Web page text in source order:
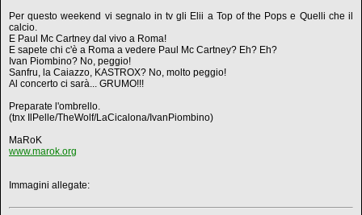
Per questo weekend vi segnalo in tv gli Elii a Top of the Pops e Quelli che il
calcio.
E Paul Mc Cartney dal vivo a Roma!
E sapete chi c'è a Roma a vedere Paul Mc Cartney? Eh? Eh?
Ivan Piombino? No, peggio!
Sanfru, la Caiazzo, KASTROX? No, molto peggio!
Al concerto ci sarà... GRUMO!!!
Preparate l'ombrello.
(tnx IlPelle/TheWolf/LaCicalona/IvanPiombino)
MaRoK
www.marok.org
Immagini allegate: